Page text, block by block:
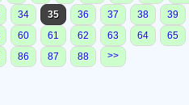
34 35 36 37 38
39
60 61 62 63 64
65
86 87 88 >>